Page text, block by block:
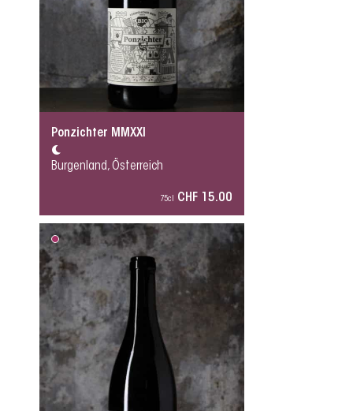
Ponzichter MMXXI
Burgenland, Österreich
75cl CHF 15.00